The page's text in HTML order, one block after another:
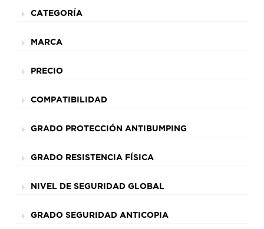
CATEGORÍA
MARCA
PRECIO
COMPATIBILIDAD
GRADO PROTECCIÓN ANTIBUMPING
GRADO RESISTENCIA FÍSICA
NIVEL DE SEGURIDAD GLOBAL
GRADO SEGURIDAD ANTICOPIA